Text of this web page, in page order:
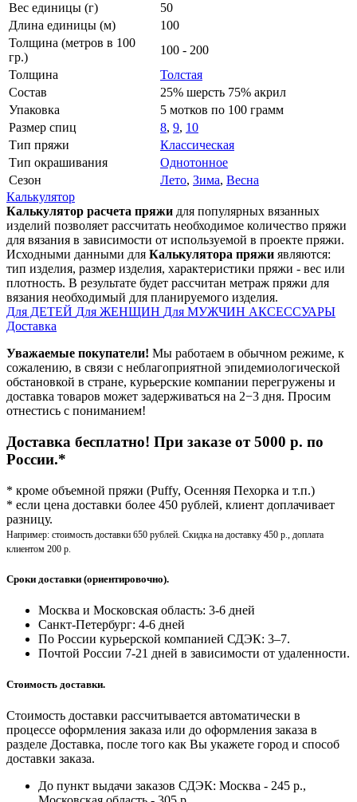
Вес единицы (г)
50
Длина единицы (м)
100
Толщина (метров в 100
гр.)
100 - 200
Толщина
Толстая
Состав
25% шерсть 75% акрил
Упаковка
5 мотков по 100 грамм
Размер спиц
8, 9, 10
Тип пряжи
Классическая
Тип окрашивания
Однотонное
Сезон
Лето, Зима, Весна
Калькулятор
Калькулятор расчета пряжи для популярных вязанных
изделий позволяет рассчитать необходимое количество пряжи
для вязания в зависимости от используемой в проекте пряжи.
Исходными данными для Калькулятора пряжи являются:
тип изделия, размер изделия, характеристики пряжи - вес или
плотность. В результате будет рассчитан метраж пряжи для
вязания необходимый для планируемого изделия.
Для ДЕТЕЙ Для ЖЕНЩИН Для МУЖЧИН АКСЕССУАРЫ
Доставка
Уважаемые покупатели! Мы работаем в обычном режиме, к
сожалению, в связи с неблагоприятной эпидемиологической
обстановкой в стране, курьерские компании перегружены и
доставка товаров может задерживаться на 2−3 дня. Просим
отнестись с пониманием!
Доставка бесплатно! При заказе от 5000 р. по
России.*
* кроме объемной пряжи (Puffy, Осенняя Пехорка и т.п.)
* если цена доставки более 450 рублей, клиент доплачивает
разницу.
Например: стоимость доставки 650 рублей. Скидка на доставку 450 р., доплата
клиентом 200 р.
Сроки доставки (ориентировочно).
Москва и Московская область: 3-6 дней
Санкт-Петербург: 4-6 дней
По России курьерской компанией СДЭК: 3–7.
Почтой России 7-21 дней в зависимости от удаленности.
Стоимость доставки.
Стоимость доставки рассчитывается автоматически в
процессе оформления заказа или до оформления заказа в
разделе Доставка, после того как Вы укажете город и способ
доставки заказа.
До пункт выдачи заказов СДЭК: Москва - 245 р.,